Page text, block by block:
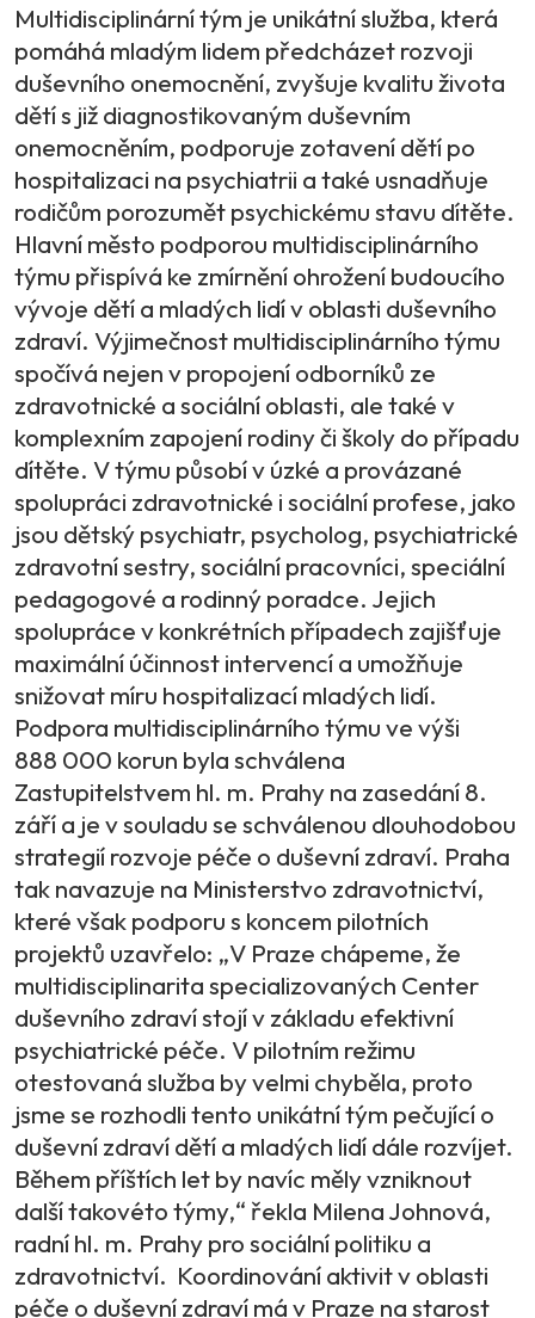
Multidisciplinární tým je unikátní služba, která
pomáhá mladým lidem předcházet rozvoji
duševního onemocnění, zvyšuje kvalitu života
dětí s již diagnostikovaným duševním
onemocněním, podporuje zotavení dětí po
hospitalizaci na psychiatrii a také usnadňuje
rodičům porozumět psychickému stavu dítěte.
Hlavní město podporou multidisciplinárního
týmu přispívá ke zmírnění ohrožení budoucího
vývoje dětí a mladých lidí v oblasti duševního
zdraví. Výjimečnost multidisciplinárního týmu
spočívá nejen v propojení odborníků ze
zdravotnické a sociální oblasti, ale také v
komplexním zapojení rodiny či školy do případu
dítěte. V týmu působí v úzké a provázané
spolupráci zdravotnické i sociální profese, jako
jsou dětský psychiatr, psycholog, psychiatrické
zdravotní sestry, sociální pracovníci, speciální
pedagogové a rodinný poradce. Jejich
spolupráce v konkrétních případech zajišťuje
maximální účinnost intervencí a umožňuje
snižovat míru hospitalizací mladých lidí.
Podpora multidisciplinárního týmu ve výši
888 000 korun byla schválena
Zastupitelstvem hl. m. Prahy na zasedání 8.
září a je v souladu se schválenou dlouhodobou
strategií rozvoje péče o duševní zdraví. Praha
tak navazuje na Ministerstvo zdravotnictví,
které však podporu s koncem pilotních
projektů uzavřelo: „V Praze chápeme, že
multidisciplinarita specializovaných Center
duševního zdraví stojí v základu efektivní
psychiatrické péče. V pilotním režimu
otestovaná služba by velmi chyběla, proto
jsme se rozhodli tento unikátní tým pečující o
duševní zdraví dětí a mladých lidí dále rozvíjet.
Během příštích let by navíc měly vzniknout
další takovéto týmy,“ řekla Milena Johnová,
radní hl. m. Prahy pro sociální politiku a
zdravotnictví. Koordinování aktivit v oblasti
péče o duševní zdraví má v Praze na starost